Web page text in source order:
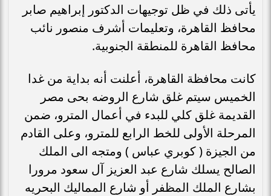
يأتى ذلك في ظل توجيهات الدكتور إبراهيم صابر
محافظ القاهرة، وتعليمات أشرف منصور نائب
محافظ القاهرة للمنطقة الجنوبية.
كانت محافظة القاهرة، أعلنت أنه بداية من غدا
الخميس سيتم غلق شارع الروضه بحى مصر
القديمة غلق كلي للبدء في أعمال المترو، ضمن
المرحلة الأولى للخط الرابع للمترو، وعلى القادم
من الجيزة ( كوبري عباس ) ومتجه الى الملك
الصالح يسلك شارع عبد العزيز آل سعود مرورا
بشارع الملك المظفر أو شارع المماليك البحريه